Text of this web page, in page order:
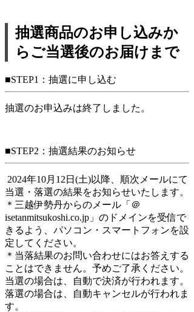
抽選商品のお申し込みか
らご当選後のお届けまで
■STEP1：抽選に申し込む
抽選のお申込みは終了しました。
■STEP2：抽選結果のお知らせ
2024年10月12日(土)以降、順次メールにて
当選・落選の結果をお知らせいたします。
＊三越伊勢丹からのメール「＠
isetanmitsukoshi.co.jp」のドメインを受信で
きるよう、パソコン・スマートフォンを設
定してください。
＊当落結果のお問い合わせにはお答えする
ことはできません。予めご了承ください。
当選の場合は、自動で決済が行われます。
落選の場合は、自動キャンセルが行われま
す。